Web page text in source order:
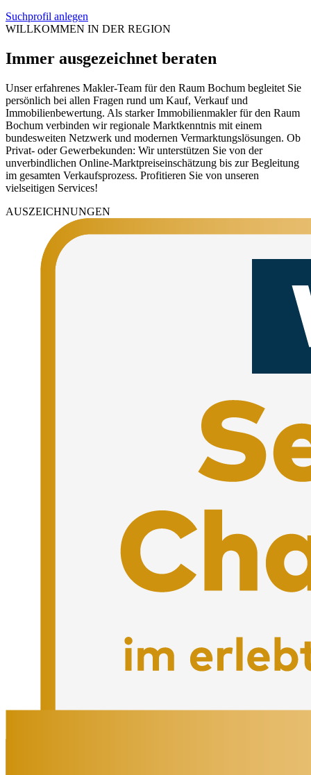
Suchprofil anlegen
WILLKOMMEN IN DER REGION
Immer ausgezeichnet beraten
Unser erfahrenes Makler-Team für den Raum Bochum begleitet Sie
persönlich bei allen Fragen rund um Kauf, Verkauf und
Immobilienbewertung. Als starker Immobilienmakler für den Raum
Bochum verbinden wir regionale Marktkenntnis mit einem
bundesweiten Netzwerk und modernen Vermarktungslösungen. Ob
Privat- oder Gewerbekunden: Wir unterstützen Sie von der
unverbindlichen Online-Marktpreiseinschätzung bis zur Begleitung
im gesamten Verkaufsprozess. Profitieren Sie von unseren
vielseitigen Services!
AUSZEICHNUNGEN